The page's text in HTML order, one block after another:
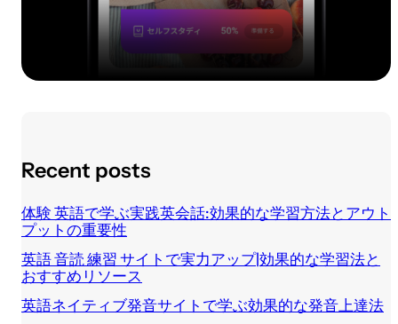
Recent posts
体験 英語で学ぶ実践英会話:効果的な学習方法とアウト
プットの重要性
英語 音読 練習 サイトで実力アップ|効果的な学習法と
おすすめリソース
英語ネイティブ発音サイトで学ぶ効果的な発音上達法